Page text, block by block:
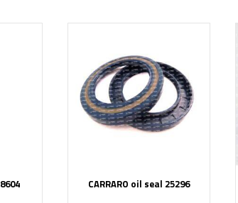
CARRARO oil seal 25296